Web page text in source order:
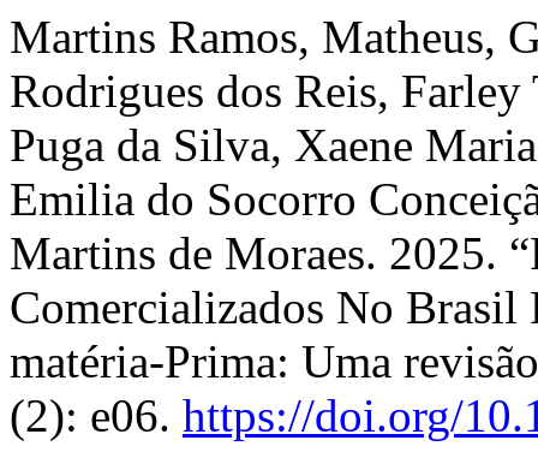
Martins Ramos, Matheus,
Rodrigues dos Reis,
Puga da Silva, Xaene
Emilia do Socorro
Martins de Moraes. 2025.
Comercializados No Brasil
matéria-Prima: Uma
(2): e06. https://doi.org/